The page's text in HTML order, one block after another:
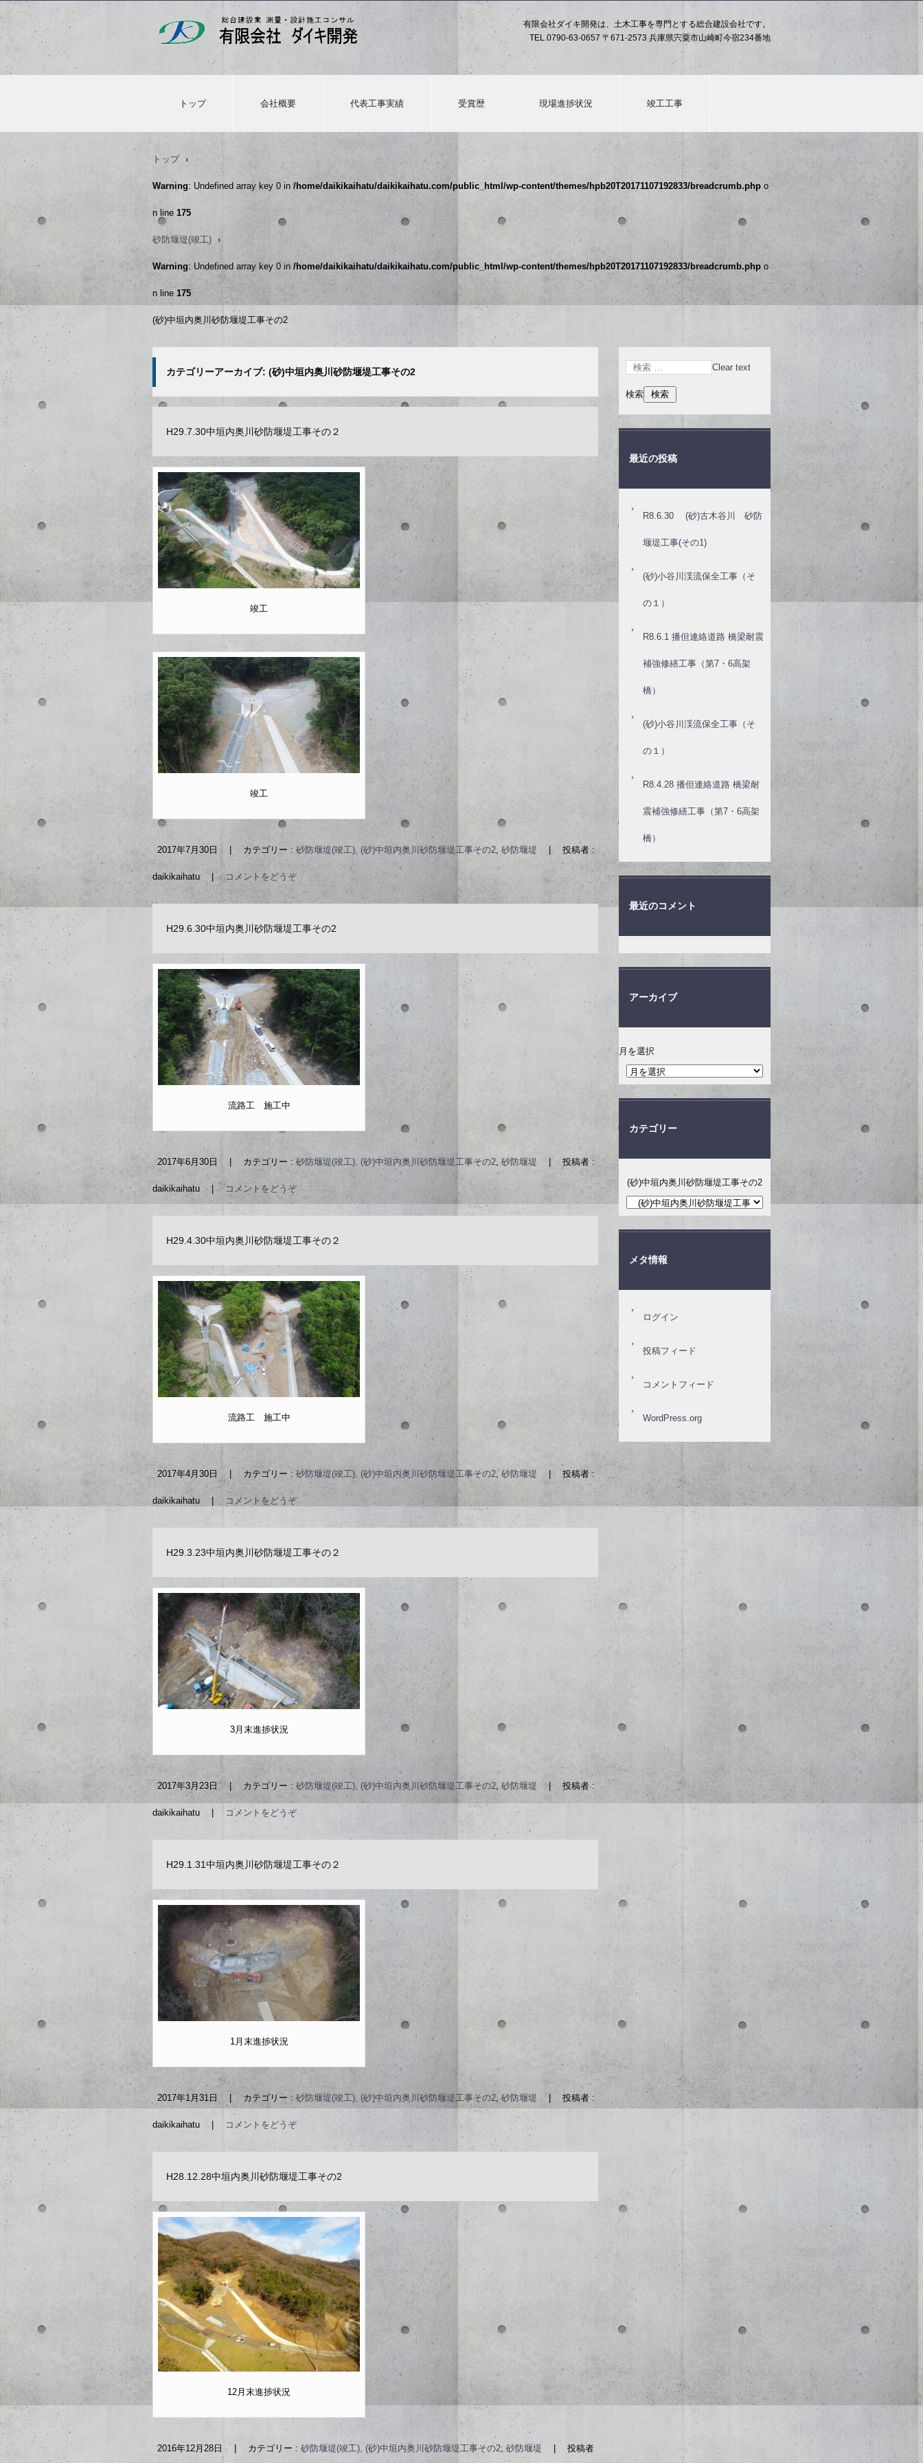
有限会社ダイキ開発は、土木工事を専門とする総合建設会社です。
TEL. 0790-63-0657 〒671-2573 兵庫県宍粟市山崎町今宿234番地
トップ 会社概要 代表工事実績 受賞歴 現場進捗状況 竣工工事
トップ ›
Warning: Undefined array key 0 in /home/daikikaihatu/daikikaihatu.com/public_html/wp-content/themes/hpb20T20171107192833/breadcrumb.php o
n line 175
砂防堰堤(竣工) ›
Warning: Undefined array key 0 in /home/daikikaihatu/daikikaihatu.com/public_html/wp-content/themes/hpb20T20171107192833/breadcrumb.php o
n line 175
(砂)中垣内奥川砂防堰堤工事その2
カテゴリーアーカイブ: (砂)中垣内奥川砂防堰堤工事その2
H29.7.30中垣内奥川砂防堰堤工事その２
竣工
竣工
2017年7月30日 カテゴリー : 砂防堰堤(竣工), (砂)中垣内奥川砂防堰堤工事その2, 砂防堰堤 投稿者 :
daikikaihatu コメントをどうぞ
H29.6.30中垣内奥川砂防堰堤工事その2
流路工 施工中
2017年6月30日 カテゴリー : 砂防堰堤(竣工), (砂)中垣内奥川砂防堰堤工事その2, 砂防堰堤 投稿者 :
daikikaihatu コメントをどうぞ
H29.4.30中垣内奥川砂防堰堤工事その２
流路工 施工中
2017年4月30日 カテゴリー : 砂防堰堤(竣工), (砂)中垣内奥川砂防堰堤工事その2,砂防堰堤 投稿者 :
daikikaihatu | コメントをどうぞ
H29.3.23中垣内奥川砂防堰堤工事その２
3月末進捗状況
2017年3月23日 | カテゴリー : 砂防堰堤(竣工), (砂)中垣内奥川砂防堰堤工事その2, 砂防堰堤 投稿者 :
daikikaihatu コメントをどうぞ
H29.1.31中垣内奥川砂防堰堤工事その２
1月末進捗状況
2017年1月31日 | カテゴリー : 砂防堰堤(竣工), (砂)中垣内奥川砂防堰堤工事その2, 砂防堰堤 投稿者 :
daikikaihatu コメントをどうぞ
H28.12.28中垣内奥川砂防堰堤工事その2
12月末進捗状況
2016年12月28日 カテゴリー : 砂防堰堤(竣工), (砂)中垣内奥川砂防堰堤工事その2,砂防堰堤 投稿者
Clear text
検索
最近の投稿
R8.6.30 (砂)古木谷川 砂防
堰堤工事(その1)
(砂)小谷川渓流保全工事（そ
の１）
R8.6.1 播但連絡道路 橋梁耐震
補強修繕工事（第7・6高架
橋）
(砂)小谷川渓流保全工事（そ
の１）
R8.4.28 播但連絡道路 橋梁耐
震補強修繕工事（第7・6高架
橋）
最近のコメント
アーカイブ
月を選択
カテゴリー
(砂)中垣内奥川砂防堰堤工事その2
メタ情報
ログイン
投稿フィード
コメントフィード
WordPress.org